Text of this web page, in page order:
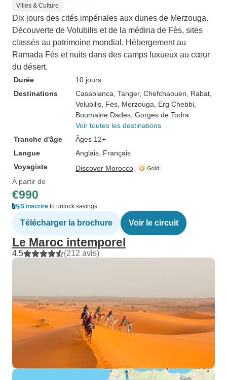
Villes & Culture
Dix jours des cités impériales aux dunes de Merzouga.
Découverte de Volubilis et de la médina de Fès, sites
classés au patrimoine mondial. Hébergement au
Ramada Fès et nuits dans des camps luxueux au cœur
du désert.
Durée
10 jours
Destinations
Casablanca , Tanger, Chefchaouen , Rabat
Volubilis , Fès , Merzouga , Erg Chebbi
Boumalne Dades , Gorges de Todra
Voir toutes les destinations
Tranche d'âge
Âges 12+
Langue
Anglais, Français
Voyagiste
Discover Morocco
À partir de
€990
S'inscrire to unlock savings
Télécharger la brochure Voir le circuit
Le Maroc intemporel
4.5 (212 avis)